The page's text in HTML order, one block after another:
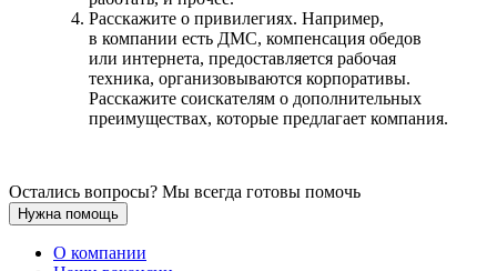
Расскажите о привилегиях. Например,
в компании есть ДМС, компенсация обедов
или интернета, предоставляется рабочая
техника, организовываются корпоративы.
Расскажите соискателям о дополнительных
преимуществах, которые предлагает компания.
Остались вопросы? Мы всегда готовы помочь
Нужна помощь
О компании